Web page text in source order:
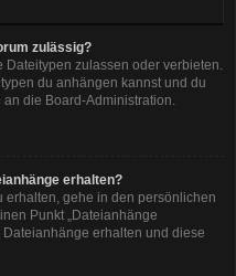
zulässig?
Dateitypen zulassen oder verbieten.
du anhängen kannst und du
die Board-Administration.
erhalten?
gehe in den persönlichen
Punkt „Dateianhänge
erhalten und diese